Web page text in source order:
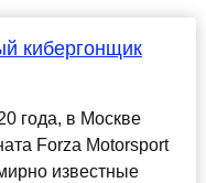
кибергонщик
года, в Москве
Forza Motorsport
известные